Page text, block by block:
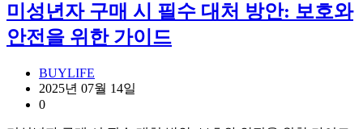
미성년자 구매 시 필수 대처 방안: 보호와
안전을 위한 가이드
BUYLIFE
2025년 07월 14일
0